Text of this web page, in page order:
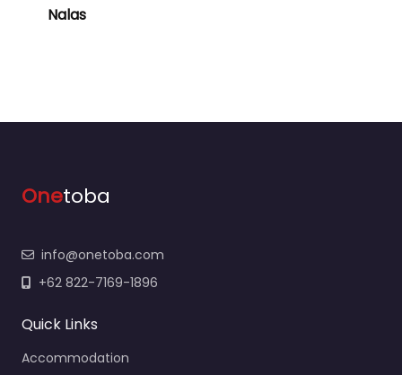
Nalas
Onetoba
info@onetoba.com
+62 822-7169-1896
Quick Links
Accommodation